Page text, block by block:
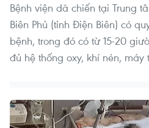
Bệnh viện dã chiến tại Trung
Biên Phủ (tỉnh Điện Biên) có
bệnh, trong đó có từ 15-20
đủ hệ thống oxy, khí nén, máy